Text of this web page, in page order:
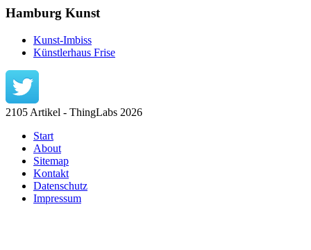
Hamburg Kunst
Kunst-Imbiss
Künstlerhaus Frise
2105 Artikel - ThingLabs 2026
Start
About
Sitemap
Kontakt
Datenschutz
Impressum